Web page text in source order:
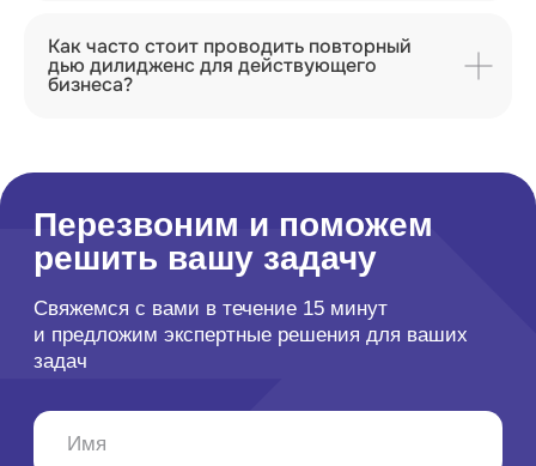
Как часто стоит проводить повторный
дью дилидженс для действующего
бизнеса?